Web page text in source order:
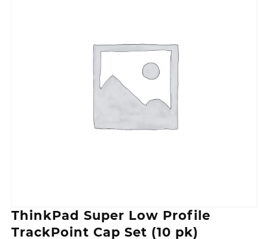
ThinkPad Super Low Profile
TrackPoint Cap Set (10 pk)